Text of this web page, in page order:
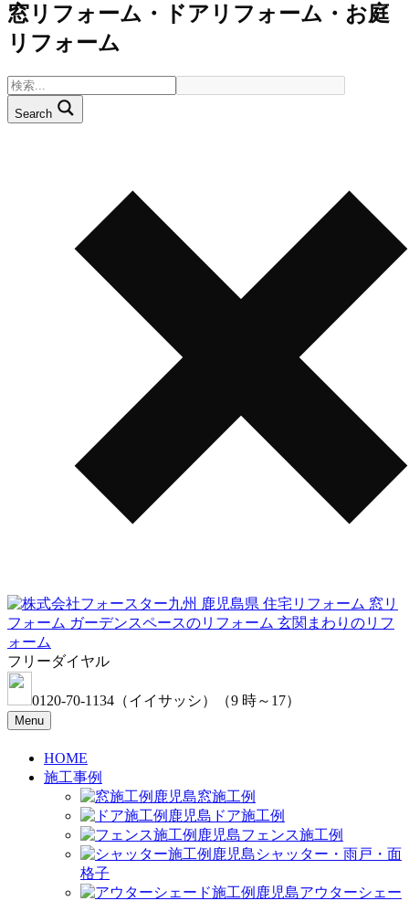
窓リフォーム・ドアリフォーム・お庭
リフォーム
Search
フリーダイヤル
0120-70-1134 （イイサッシ） （9 時～17）
Menu
HOME
施工事例
窓施工例
ドア施工例
フェンス施工例
シャッター・雨戸・面
格子
アウターシェー